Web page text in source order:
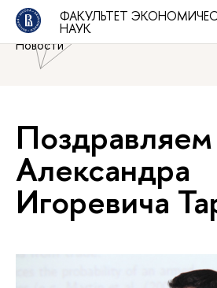
ФАКУЛЬТЕТ
НАУК
Национальный исследовательский
школа экономики»
Факультет
Новости
Поздравляем
Александра
Игоревича